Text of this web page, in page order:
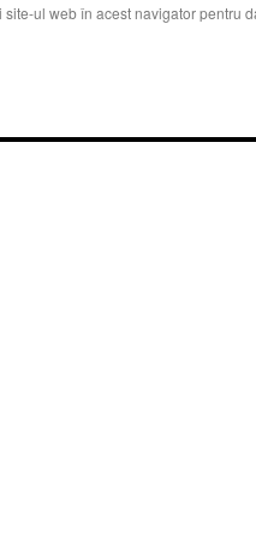
ul web în acest navigator pentru